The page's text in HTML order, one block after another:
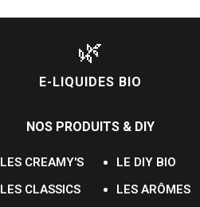
🌿
E-LIQUIDES BIO
NOS PRODUITS & DIY
LES CREAMY'S
LES CLASSICS
LE DIY BIO
LES ARÔMES